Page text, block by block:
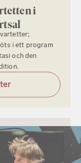
i
i ett program
och den